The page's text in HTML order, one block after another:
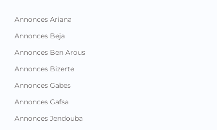
Annonces Ariana
Annonces Beja
Annonces Ben Arous
Annonces Bizerte
Annonces Gabes
Annonces Gafsa
Annonces Jendouba